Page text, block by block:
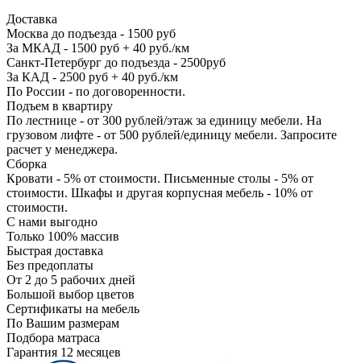
Доставка
Москва до подъезда - 1500 руб
За МКАД - 1500 руб + 40 руб./км
Санкт-Петербург до подъезда - 2500руб
За КАД - 2500 руб + 40 руб./км
По России - по договоренности.
Подъем в квартиру
По лестнице - от 300 рублей/этаж за единицу мебели. На
грузовом лифте - от 500 рублей/единицу мебели. Запросите
расчет у менеджера.
Сборка
Кровати - 5% от стоимости. Письменные столы - 5% от
стоимости. Шкафы и другая корпусная мебель - 10% от
стоимости.
С нами выгодно
Только 100% массив
Быстрая доставка
Без предоплаты
От 2 до 5 рабочих дней
Большой выбор цветов
Сертификаты на мебель
По Вашим размерам
Подбора матраса
Гарантия 12 месяцев